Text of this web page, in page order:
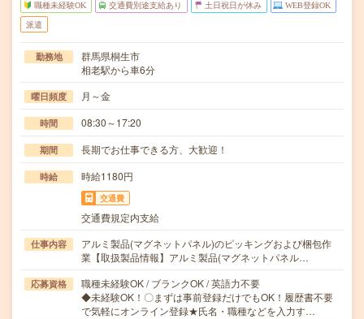
職種未経験OK 交通費別途支給あり 土日祝日が休み WEB登録OK
派遣
勤務地
群馬県桐生市
相老駅から車6分
曜日頻度 月～金
時間 08:30～17:20
期間 長期でお仕事できる方、大歓迎！
時給 時給1180円
交通費
交通費規定内支給
仕事内容
アルミ製品(マグネットパネル)のピッキングおよび梱包作
業【取扱製品情報】アルミ製品(マグネットパネル…
応募資格
職種未経験OK / ブランクOK / 英語力不要
◆未経験OK！〇まずは事前登録だけでもOK！履歴書不要
で気軽にオンライン登録★氏名・職種などを入力す…